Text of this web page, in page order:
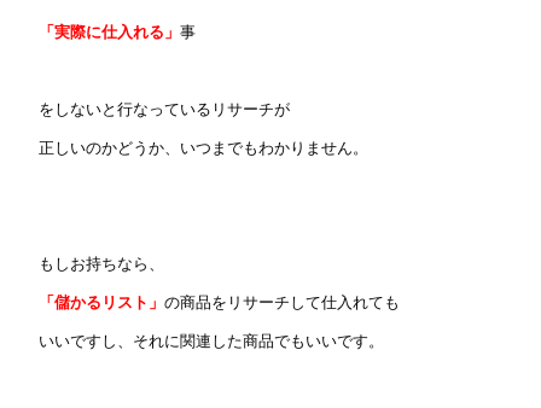
「実際に仕入れる」 事
をしないと行なっているリサーチが
正しいのかどうか、いつまでもわかりません。
もしお持ちなら、
「儲かるリスト」 の商品をリサーチして仕入れても
いいですし、それに関連した商品でもいいです。